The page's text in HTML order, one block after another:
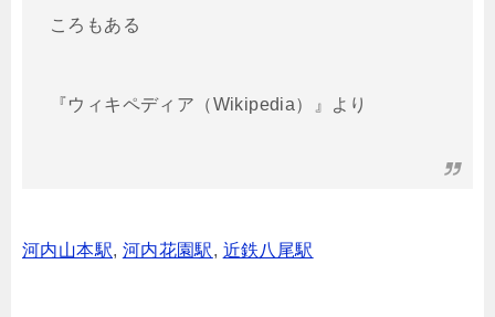
ころもある
『ウィキペディア（Wikipedia）』より
河内山本駅, 河内花園駅, 近鉄八尾駅